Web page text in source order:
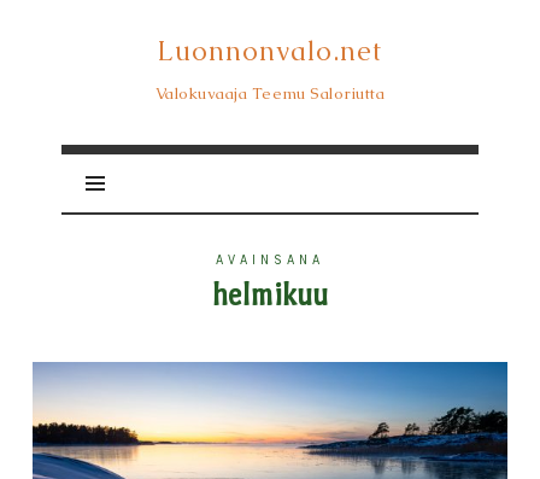
Luonnonvalo.net
Luonnonvalo.net
Valokuvaaja Teemu Saloriutta
AVAINSANA
helmikuu